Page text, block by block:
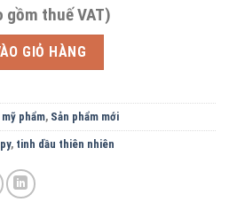
gồm thuế VAT)
nâu số lượng
GIỎ HÀNG
mỹ phẩm, Sản phẩm mới
, tinh dầu thiên nhiên